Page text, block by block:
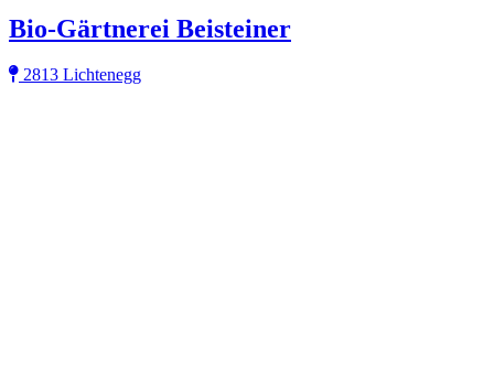
Bio-Gärtnerei Beisteiner
2813 Lichtenegg